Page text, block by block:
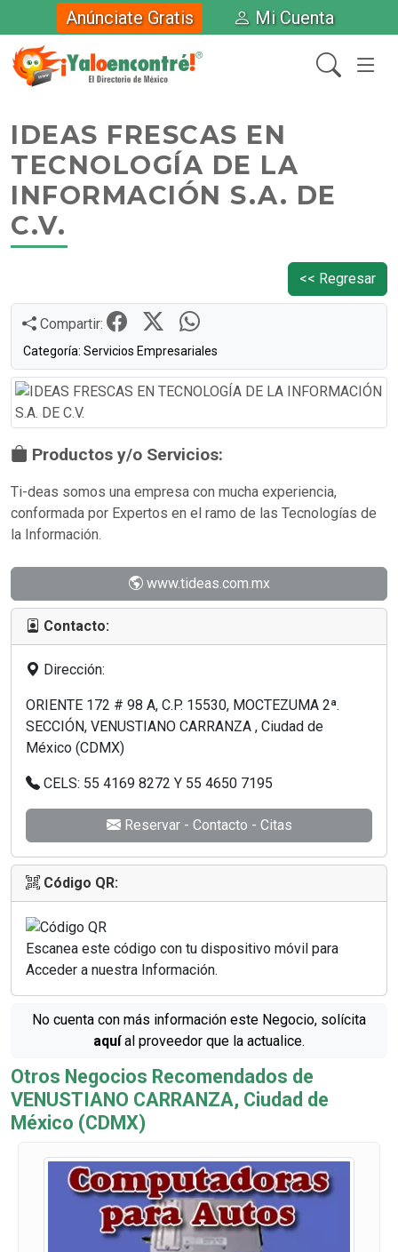
Anúnciate Gratis Mi Cuenta
IDEAS FRESCAS EN
TECNOLOGÍA DE LA
INFORMACIÓN S.A. DE
C.V.
<< Regresar
Compartir:
Categoría: Servicios Empresariales
Productos y/o Servicios:
Ti-deas somos una empresa con mucha experiencia,
conformada por Expertos en el ramo de las Tecnologías de
la Información.
www.tideas.com.mx
Contacto:
Dirección:
ORIENTE 172 # 98 A, C.P. 15530, MOCTEZUMA 2ª.
SECCIÓN, VENUSTIANO CARRANZA , Ciudad de
México (CDMX)
CELS: 55 4169 8272 Y 55 4650 7195
Reservar - Contacto - Citas
Código QR:
Escanea este código con tu dispositivo móvil para
Acceder a nuestra Información.
No cuenta con más información este Negocio, solícita
aquíal proveedor que la actualice.
Otros Negocios Recomendados de
VENUSTIANO CARRANZA, Ciudad de
México (CDMX)